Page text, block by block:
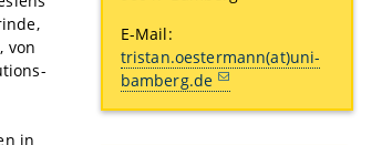
von
in
E-Mail:
tristan.oestermann(at)uni-
bamberg.de